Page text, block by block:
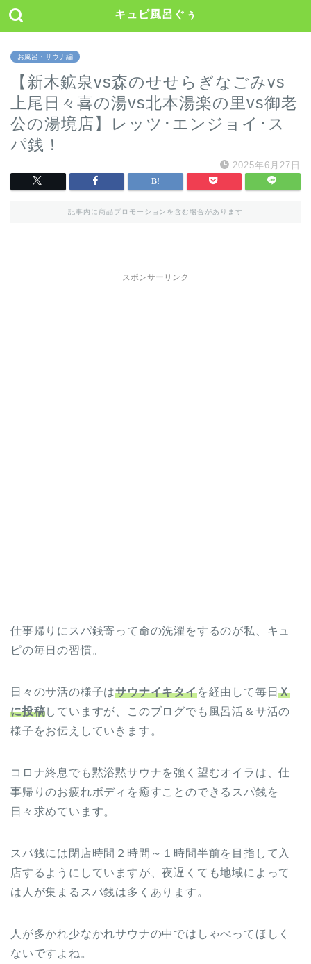
キュピ風呂ぐぅ
お風呂・サウナ編
【新木鉱泉vs森のせせらぎなごみvs
上尾日々喜の湯vs北本湯楽の里vs御老
公の湯境店】レッツ･エンジョイ･ス
パ銭！
2025年6月27日
記事内に商品プロモーションを含む場合があります
スポンサーリンク
仕事帰りにスパ銭寄って命の洗濯をするのが私、キュ
ピの毎日の習慣。
日々のサ活の様子はサウナイキタイを経由して毎日Ｘ
に投稿していますが、このブログでも風呂活＆サ活の
様子をお伝えしていきます。
コロナ終息でも黙浴黙サウナを強く望むオイラは、仕
事帰りのお疲れボディを癒すことのできるスパ銭を
日々求めています。
スパ銭には閉店時間２時間～１時間半前を目指して入
店するようにしていますが、夜遅くても地域によって
は人が集まるスパ銭は多くあります。
人が多かれ少なかれサウナの中ではしゃべってほしく
ないですよね。